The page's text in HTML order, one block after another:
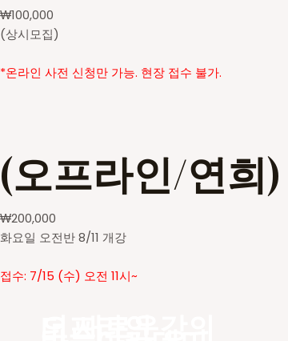
₩100,000
(상시모집)
*온라인 사전 신청만 가능. 현장 접수 불가.
(오프라인/연희
₩200,000
화요일 오전반 8/11 개강
접수: 7/15 (수) 오전 11시~